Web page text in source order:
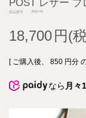
POST レザー ブ
商品番号 JNS743
18,700
[ ご購入後、 850 円分
なら 月々